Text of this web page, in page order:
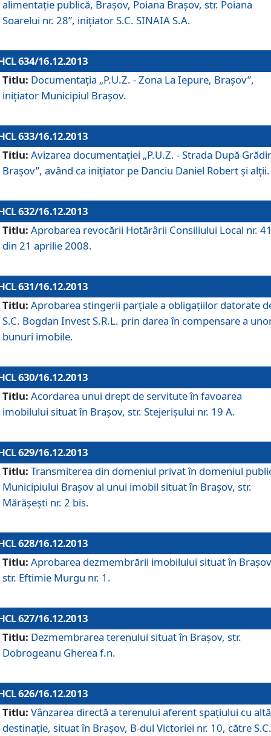
alimentaţie publică, Braşov, Poiana Braşov, str. Poiana
Soarelui nr. 28”, iniţiator S.C. SINAIA S.A.
634/16.12.2013
Titlu: Documentaţia „P.U.Z. - Zona La Iepure, Braşov”,
iniţiator Municipiul Braşov.
633/16.12.2013
Titlu: Avizarea documentaţiei „P.U.Z. - Strada După
Braşov”, având ca iniţiator pe Danciu Daniel Robert şi alţii.
632/16.12.2013
Titlu: Aprobarea revocării Hotărârii Consiliului Local nr.
din 21 aprilie 2008.
631/16.12.2013
Titlu: Aprobarea stingerii parţiale a obligaţiilor datorate
S.C. Bogdan Invest S.R.L. prin darea în compensare a
bunuri imobile.
630/16.12.2013
Titlu: Acordarea unui drept de servitute în favoarea
imobilului situat în Braşov, str. Stejerişului nr. 19 A.
629/16.12.2013
Titlu: Transmiterea din domeniul privat în domeniul
Municipiului Braşov al unui imobil situat în Braşov, str.
Mărăşeşti nr. 2 bis.
628/16.12.2013
Titlu: Aprobarea dezmembrării imobilului situat în
str. Eftimie Murgu nr. 1.
627/16.12.2013
Titlu: Dezmembrarea terenului situat în Braşov, str.
Dobrogeanu Gherea f.n.
626/16.12.2013
Titlu: Vânzarea directă a terenului aferent spaţiului cu altă
destinaţie, situat în Braşov, B-dul Victoriei nr. 10, către S.C.